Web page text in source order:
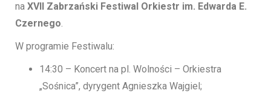
na XVII Zabrzański Festiwal Orkiestr im. Edwarda E.
Czernego
W programie Festiwalu:
14:30 – Koncert na pl. Wolności – Orkiestra
„Sośnica”, dyrygent Agnieszka Wajgiel;